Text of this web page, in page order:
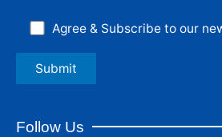
Agree & Subscribe to our
Follow Us